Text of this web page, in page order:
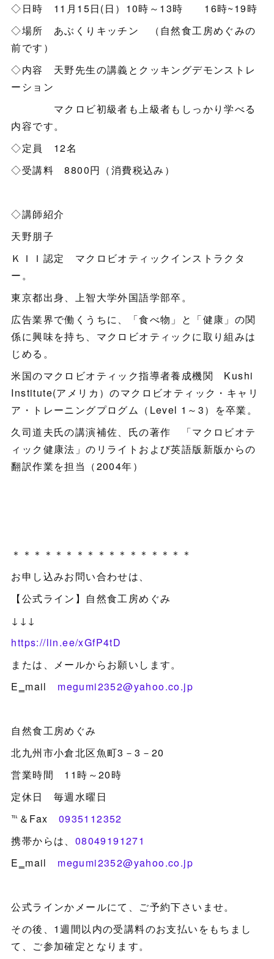
◇日時 11月15日(日）10時～13時 16時~19時
◇場所 あぶくりキッチン （自然食工房めぐみの
前です）
◇内容 天野先生の講義とクッキングデモンストレ
ーション
マクロビ初級者も上級者もしっかり学べる
内容です。
◇定員 12名
◇受講料 8800円（消費税込み）
◇講師紹介
天野朋子
ＫＩＩ認定 マクロビオティックインストラクタ
ー。
東京都出身、上智大学外国語学部卒。
広告業界で働くうちに、「食べ物」と「健康」の関
係に興味を持ち、マクロビオティックに取り組みは
じめる。
米国のマクロビオティック指導者養成機関 Kushi
Institute(アメリカ）のマクロビオティック・キャリ
ア・トレーニングプログム（Level 1～3）を卒業。
久司道夫氏の講演補佐、氏の著作 「マクロビオテ
ィック健康法」のリライトおよび英語版新版からの
翻訳作業を担当（2004年）
＊＊＊＊＊＊＊＊＊＊＊＊＊＊＊＊＊
お申し込みお問い合わせは、
【公式ライン】自然食工房めぐみ
↓↓↓
https://lin.ee/xGfP4tD
または、メールからお願いします。
E‗mail megumi2352@yahoo.co.jp
自然食工房めぐみ
北九州市小倉北区魚町3－3－20
営業時間 11時～20時
定休日 毎週水曜日
℡＆Fax 0935112352
携帯からは、 08049191271
E‗mail megumi2352@yahoo.co.jp
公式ラインかメールにて、ご予約下さいませ。
その後、1週間以内の受講料のお支払いをもちまし
て、ご参加確定となります。